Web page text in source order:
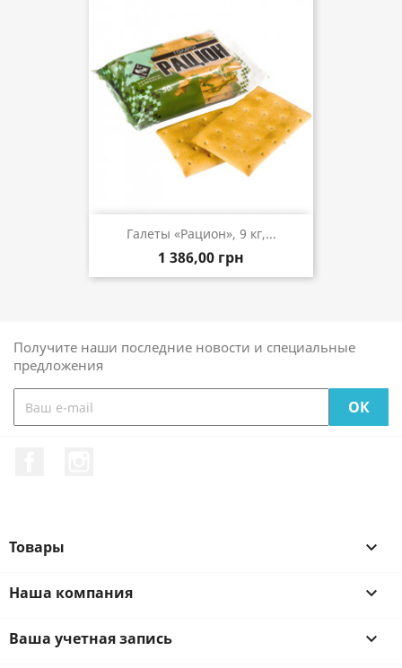
Галеты «Рацион», 9 кг,...
1 386,00 грн
Получите наши последние новости и специальные
предложения
Товары 
Наша компания 
Ваша учетная запись 